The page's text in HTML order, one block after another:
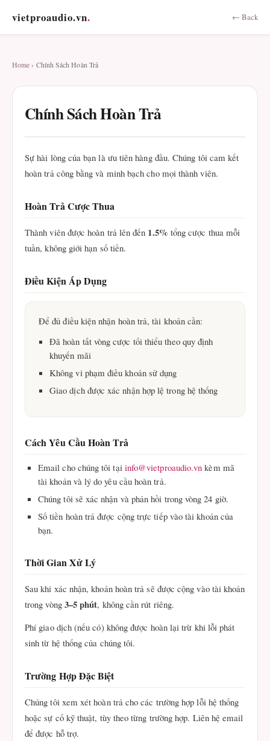
vietproaudio.vn. ← Back
Home › Chính Sách Hoàn Trả
Chính Sách Hoàn Trả
Sự hài lòng của bạn là ưu tiên hàng đầu. Chúng tôi cam kết
hoàn trả công bằng và minh bạch cho mọi thành viên.
Hoàn Trả Cược Thua
Thành viên được hoàn trả lên đến 1.5% tổng cược thua mỗi
tuần, không giới hạn số tiền.
Điều Kiện Áp Dụng
Để đủ điều kiện nhận hoàn trả, tài khoản cần:
Đã hoàn tất vòng cược tối thiểu theo quy định
khuyến mãi
Không vi phạm điều khoản sử dụng
Giao dịch được xác nhận hợp lệ trong hệ thống
Cách Yêu Cầu Hoàn Trả
Email cho chúng tôi tại info@vietproaudio.vn kèm mã
tài khoản và lý do yêu cầu hoàn trả.
Chúng tôi sẽ xác nhận và phản hồi trong vòng 24 giờ.
Số tiền hoàn trả được cộng trực tiếp vào tài khoản của
bạn.
Thời Gian Xử Lý
Sau khi xác nhận, khoản hoàn trả sẽ được cộng vào tài khoản
trong vòng 3–5 phút, không cần rút riêng.
Phí giao dịch (nếu có) không được hoàn lại trừ khi lỗi phát
sinh từ hệ thống của chúng tôi.
Trường Hợp Đặc Biệt
Chúng tôi xem xét hoàn trả cho các trường hợp lỗi hệ thống
hoặc sự cố kỹ thuật, tùy theo từng trường hợp. Liên hệ email
để được hỗ trợ.